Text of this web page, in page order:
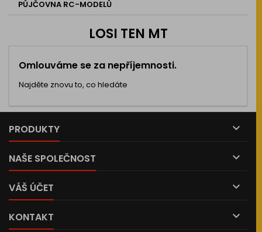
PŮJČOVNA RC-MODELŮ
LOSI TEN MT
Omlouváme se za nepříjemnosti.
Najděte znovu to, co hledáte
PRODUKTY 
NAŠE SPOLEČNOST 
VÁŠ ÚČET 
KONTAKT 